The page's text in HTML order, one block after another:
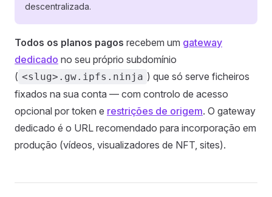
descentralizada.
Todos os planos pagos recebem um gateway
dedicado no seu próprio subdomínio
( <slug>.gw.ipfs.ninja ) que só serve ficheiros
fixados na sua conta — com controlo de acesso
opcional por token e restrições de origem. O gateway
dedicado é o URL recomendado para incorporação em
produção (vídeos, visualizadores de NFT, sites).